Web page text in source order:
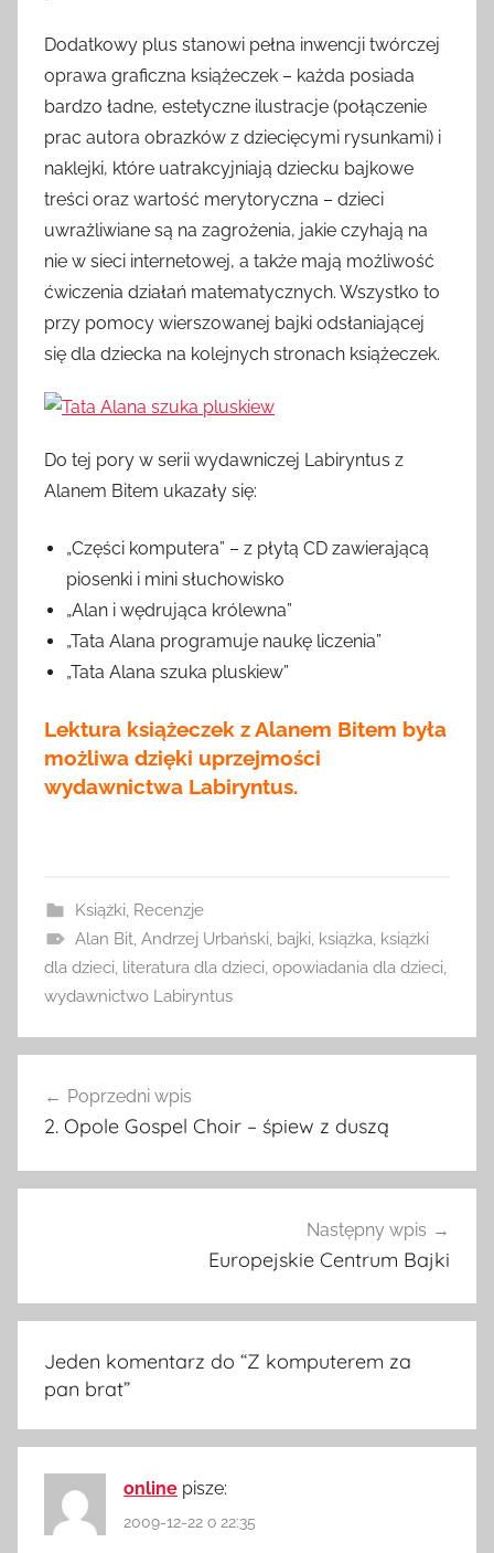
Dodatkowy plus stanowi pełna inwencji twórczej
oprawa graficzna książeczek – każda posiada
bardzo ładne, estetyczne ilustracje (połączenie
prac autora obrazków z dziecięcymi rysunkami) i
naklejki, które uatrakcyjniają dziecku bajkowe
treści oraz wartość merytoryczna – dzieci
uwrażliwiane są na zagrożenia, jakie czyhają na
nie w sieci internetowej, a także mają możliwość
ćwiczenia działań matematycznych. Wszystko to
przy pomocy wierszowanej bajki odsłaniającej
się dla dziecka na kolejnych stronach książeczek.
Do tej pory w serii wydawniczej Labiryntus z
Alanem Bitem ukazały się:
„Części komputera” – z płytą CD zawierającą
piosenki i mini słuchowisko
„Alan i wędrująca królewna”
„Tata Alana programuje naukę liczenia”
„Tata Alana szuka pluskiew”
Lektura książeczek z Alanem Bitem była
możliwa dzięki uprzejmości
wydawnictwa Labiryntus.
Książki, Recenzje
Alan Bit, Andrzej Urbański, bajki, książka, książki
dla dzieci, literatura dla dzieci, opowiadania dla dzieci,
wydawnictwo Labiryntus
wpisu
Poprzedni wpis
2. Opole Gospel Choir – śpiew z duszą
Następny wpis
Europejskie Centrum Bajki
Jeden komentarz do “Z komputerem za
pan brat”
online pisze:
2009-12-22 o 22:35